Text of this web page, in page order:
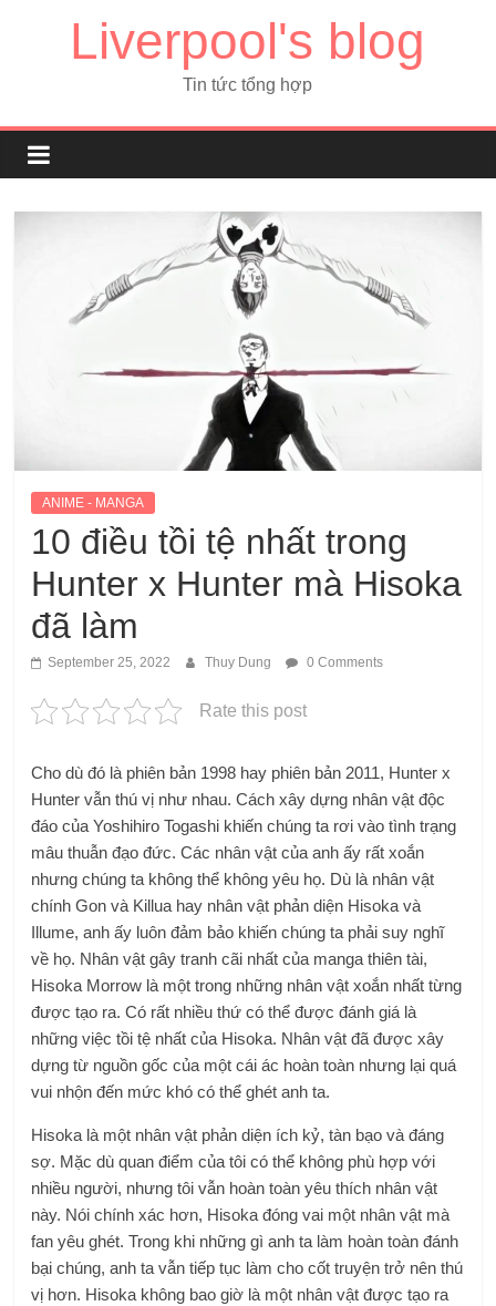
Liverpool's blog
Tin tức tổng hợp
ANIME - MANGA
10 điều tồi tệ nhất trong
Hunter x Hunter mà Hisoka
đã làm
September 25, 2022 Thuy Dung 0 Comments
Rate this post
Cho dù đó là phiên bản 1998 hay phiên bản 2011, Hunter x
Hunter vẫn thú vị như nhau. Cách xây dựng nhân vật độc
đáo của Yoshihiro Togashi khiến chúng ta rơi vào tình trạng
mâu thuẫn đạo đức. Các nhân vật của anh ấy rất xoắn
nhưng chúng ta không thể không yêu họ. Dù là nhân vật
chính Gon và Killua hay nhân vật phản diện Hisoka và
Illume, anh ấy luôn đảm bảo khiến chúng ta phải suy nghĩ
về họ. Nhân vật gây tranh cãi nhất của manga thiên tài,
Hisoka Morrow là một trong những nhân vật xoắn nhất từng
được tạo ra. Có rất nhiều thứ có thể được đánh giá là
những việc tồi tệ nhất của Hisoka. Nhân vật đã được xây
dựng từ nguồn gốc của một cái ác hoàn toàn nhưng lại quá
vui nhộn đến mức khó có thể ghét anh ta.
Hisoka là một nhân vật phản diện ích kỷ, tàn bạo và đáng
sợ. Mặc dù quan điểm của tôi có thể không phù hợp với
nhiều người, nhưng tôi vẫn hoàn toàn yêu thích nhân vật
này. Nói chính xác hơn, Hisoka đóng vai một nhân vật mà
fan yêu ghét. Trong khi những gì anh ta làm hoàn toàn đánh
bại chúng, anh ta vẫn tiếp tục làm cho cốt truyện trở nên thú
vị hơn. Hisoka không bao giờ là một nhân vật được tạo ra